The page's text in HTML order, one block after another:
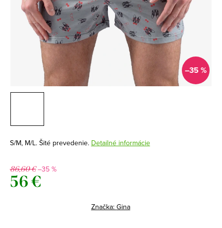
–35 %
S/M, M/L. Šité prevedenie. Detailné informácie
86,60 €–35 %
56 €
Značka: Gina